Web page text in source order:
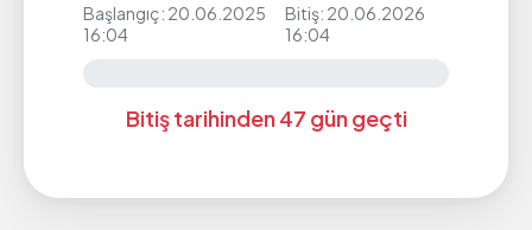
Başlangıç: 20.06.2025
16:04
Bitiş: 20.06.2026
16:04
Bitiş tarihinden 47 gün geçti